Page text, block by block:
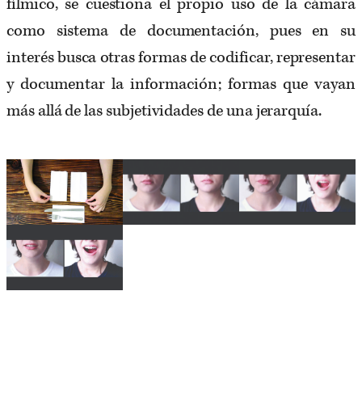
fílmico, se cuestiona el propio uso de la cámara
como sistema de documentación, pues en su
interés busca otras formas de codificar, representar
y documentar la información; formas que vayan
más allá de las subjetividades de una jerarquía.